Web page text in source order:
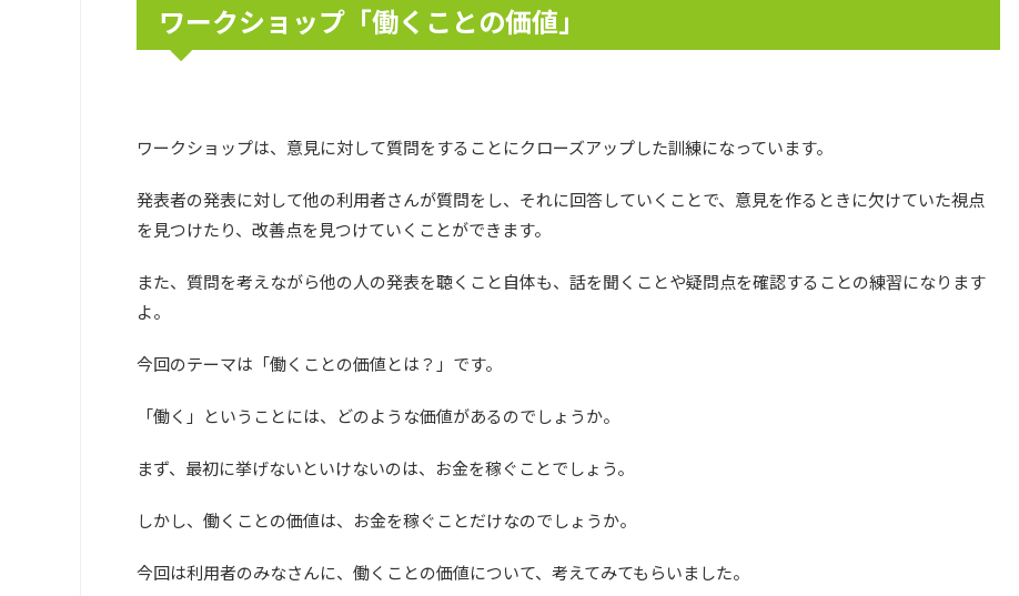
ワークショップ「働くことの価値」
ワークショップは、意見に対して質問をすることにクローズアップした訓練になっています。
発表者の発表に対して他の利用者さんが質問をし、それに回答していくことで、意見を作るときに欠けていた視点
を見つけたり、改善点を見つけていくことができます。
また、質問を考えながら他の人の発表を聴くこと自体も、話を聞くことや疑問点を確認することの練習になります
よ。
今回のテーマは「働くことの価値とは？」です。
「働く」ということには、どのような価値があるのでしょうか。
まず、最初に挙げないといけないのは、お金を稼ぐことでしょう。
しかし、働くことの価値は、お金を稼ぐことだけなのでしょうか。
今回は利用者のみなさんに、働くことの価値について、考えてみてもらいました。